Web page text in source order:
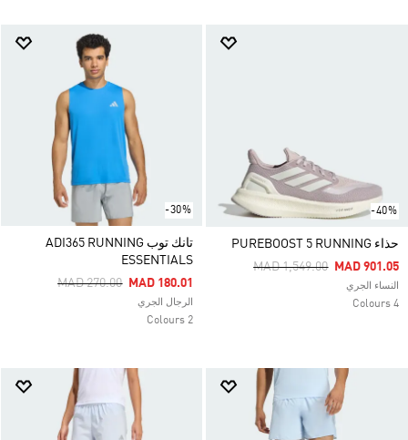
-40%
حذاء PUREBOOST 5 RUNNING
Price Reduced From
MAD 1,549.00ToMAD 901.05
النساء الجري
4 Colours
-30%
تانك توب ADI365 RUNNING
ESSENTIALS
Price Reduced From
MAD 270.00ToMAD 180.01
الرجال الجري
2 Colours